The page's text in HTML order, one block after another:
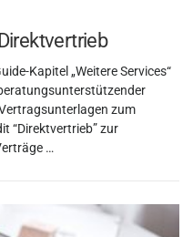
Kapitel „Weitere Services“
zum
“Direktvertrieb” zur
…